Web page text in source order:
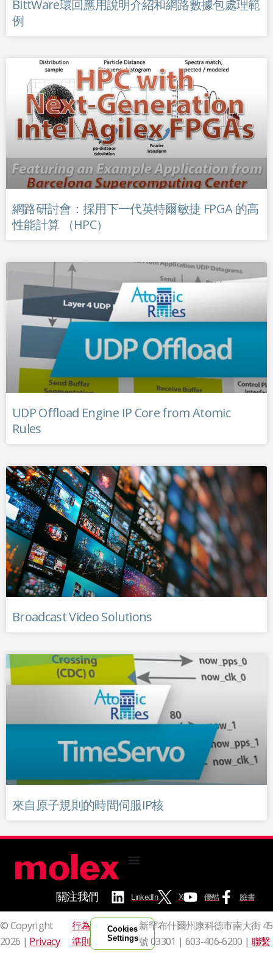
BittWare環回應用說明介紹和網路數據包處理範
例
網路研討會：採用下一代英特爾敏捷 FPGA 的高
性能計算 （HPC）
UDP Offload Engine IP Core from Atomic
Rules
Broadcast Video Solutions
來自原子規則的時間伺服IP核
LinkedIn X 優酷 臉書
關注我們
© Copyright
2026 | Privacy
行為
準則
Cookies
Settings
新罕布什爾州康科德市南大街 45
號 03301 | 603-406-6200 | 聯繫